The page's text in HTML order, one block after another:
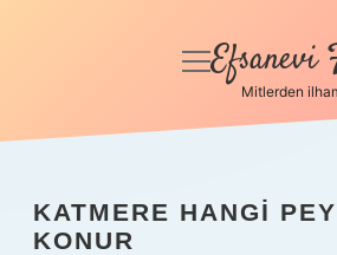
Anasayfa
Yasal Uyarı
menüyü
Mitlerden
KATMERE HANGI
KONUR